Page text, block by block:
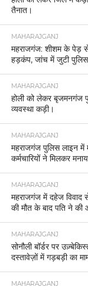
तैनात।
MAHARAJGANJ
महराजगंज: शीशम के पेड़
हड़कंप, जांच में जुटी पुलिस
MAHARAJGANJ
होली को लेकर बृजमनगंज
व्यवस्था कड़ी।
MAHARAJGANJ
महराजगंज पुलिस लाइन में
कर्मचारियों ने मिलकर
MAHARAJGANJ
महराजगंज में दहेज विवाद
की मौत के बाद पति ने की
MAHARAJGANJ
सोनौली बॉर्डर पर
दस्तावेज़ों में गड़बड़ी का
MAHARAJGANJ